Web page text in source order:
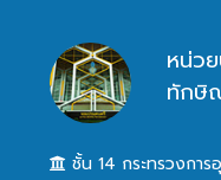
หน่ว
ทักษิ
ชั้น 14 กระทรวงกา